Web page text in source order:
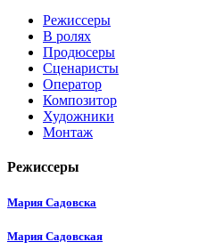
Режиссеры
В ролях
Продюсеры
Сценаристы
Оператор
Композитор
Художники
Монтаж
Режиссеры
Мария Садовска
Мария Садовская